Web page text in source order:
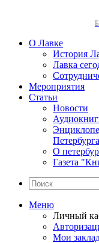
О Лавке
История
Лавка
Мероприятия
Статьи
Новости
О
Газета
Меню
Личный
Мои